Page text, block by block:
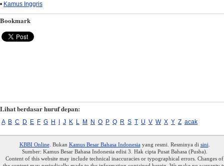
• Kamus Inggris
Bookmark
Lihat berdasar huruf depan:
A B C D E F G H J K L M N O P Q R S T U V W X Y Z acak
KBBI Online. Bukan Kamus Besar Bahasa Indonesiayang resmi. Resminya di sini
Sumber: Kamus Besar Bahasa Indonesia edisi 3. Hak cipta Pusat Bahasa (Pusba).
Content of this website may include technical inaccuracies or typographical errors. Changes of